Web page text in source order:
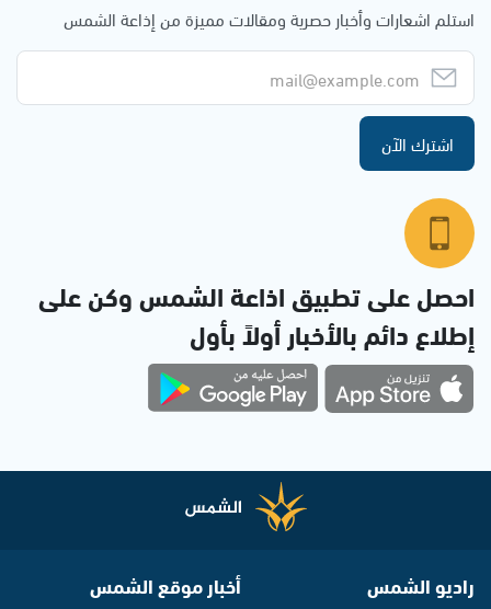
استلم اشعارات وأخبار حصرية ومقالات مميزة من إذاعة الشمس
اشترك الآن
احصل على تطبيق اذاعة الشمس وكن على
إطلاع دائم بالأخبار أولاً بأول
راديو الشمس أخبار موقع الشمس